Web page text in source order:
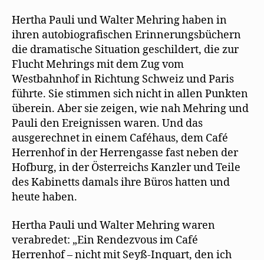
Hertha Pauli und Walter Mehring haben in
ihren autobiografischen Erinnerungsbüchern
die dramatische Situation geschildert, die zur
Flucht Mehrings mit dem Zug vom
Westbahnhof in Richtung Schweiz und Paris
führte. Sie stimmen sich nicht in allen Punkten
überein. Aber sie zeigen, wie nah Mehring und
Pauli den Ereignissen waren. Und das
ausgerechnet in einem Caféhaus, dem Café
Herrenhof in der Herrengasse fast neben der
Hofburg, in der Österreichs Kanzler und Teile
des Kabinetts damals ihre Büros hatten und
heute haben.
Hertha Pauli und Walter Mehring waren
verabredet: „Ein Rendezvous im Café
Herrenhof – nicht mit Seyß-Inquart, den ich